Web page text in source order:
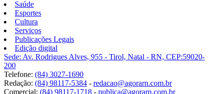
Saúde
Esportes
Cultura
Serviços
Publicações Legais
Edição digital
Sede: Av. Rodrigues Alves, 955 - Tirol, Natal - RN, CEP:59020-
200
Telefone: (84) 3027-1690
Redação: (84) 98117-5384 - redacao@agorarn.com.br
Comercial: (84) 98117-1718 - publica@agorarn.com.br